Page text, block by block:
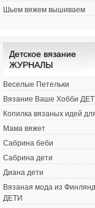
Шьем вяжем вышиваем
Детское вязание
ЖУРНАЛЫ
Веселые Петельки
Вязание Ваше Хобби
Копилка вязаных идей
Мама вяжет
Сабрина беби
Сабрина дети
Диана дети
Вязаная мода из
ДЕТИ